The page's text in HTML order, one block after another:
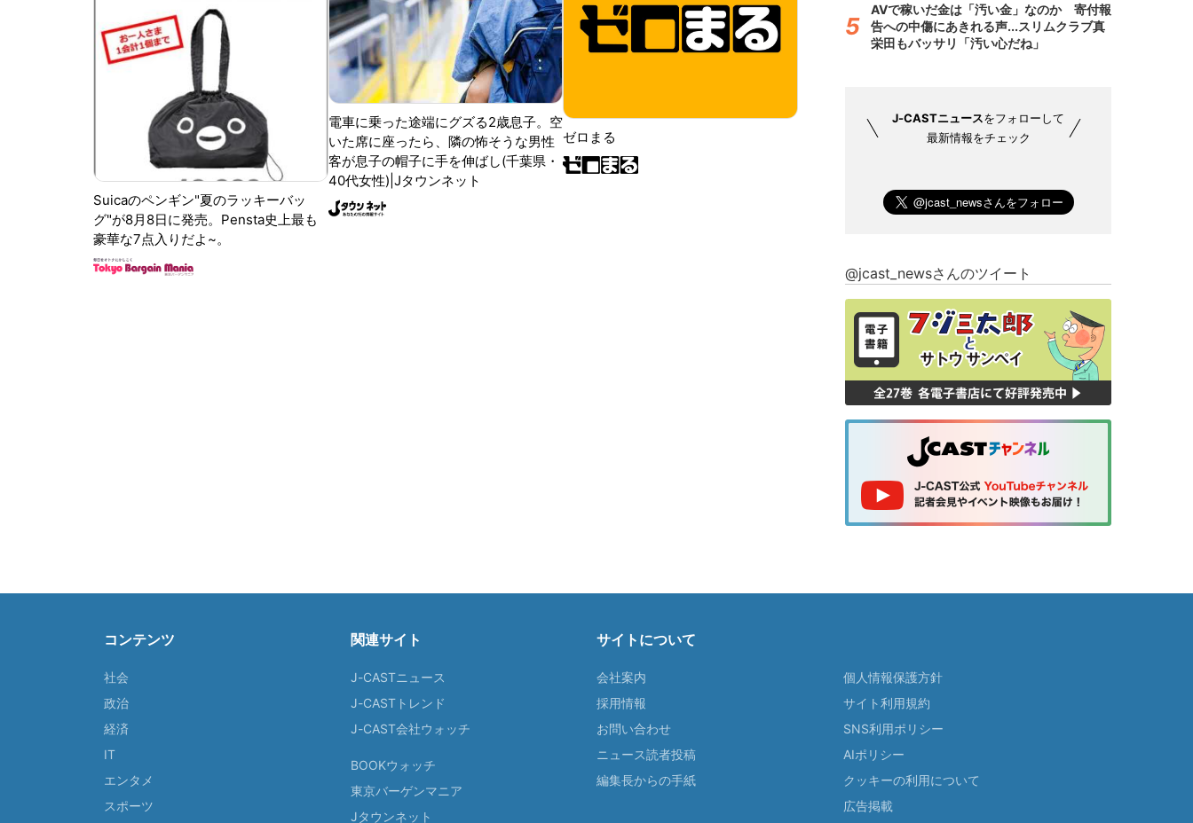
Suicaのペンギン"夏のラッキーバッ
グ"が8月8日に発売。Pensta史上最も
豪華な7点入りだよ~。
電車に乗った途端にグズる2歳息子。空
いた席に座ったら、隣の怖そうな男性
客が息子の帽子に手を伸ばし(千葉県・
40代女性)|Jタウンネット
ゼロまる
AVで稼いだ金は「汚い金」なのか 寄付報
告への中傷にあきれる声...スリムクラブ真
栄田もバッサリ「汚い心だね」
J-CASTニュースをフォローして
最新情報をチェック
@jcast_newsさんのツイート
コンテンツ
社会
政治
経済
IT
エンタメ
スポーツ
関連サイト
J-CASTニュース
J-CASTトレンド
J-CAST会社ウォッチ
BOOKウォッチ
東京バーゲンマニア
Jタウンネット
サイトについて
会社案内
採用情報
お問い合わせ
ニュース読者投稿
編集長からの手紙
個人情報保護方針
サイト利用規約
SNS利用ポリシー
AIポリシー
クッキーの利用について
広告掲載